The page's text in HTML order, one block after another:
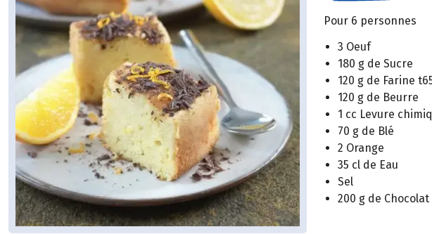
Pour 6 personnes
3 Oeuf
180 g de Sucre
120 g de Farine
120 g de Beurre
1 cc Levure
70 g de Blé
2 Orange
35 cl de Eau
Sel
200 g de